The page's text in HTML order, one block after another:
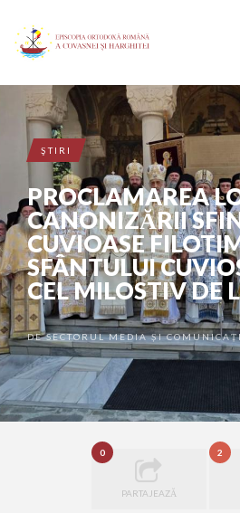
ŞTIRI
PROCLAMAREA
CANONIZĂRII
CUVIOASE
SFÂNTULUI
CEL MILOSTIV DE
DESECTORUL MEDIA ȘI
0
PARTAJEAZĂ
2